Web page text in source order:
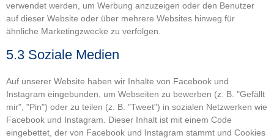
verwendet werden, um Werbung anzuzeigen oder den Benutzer
auf dieser Website oder über mehrere Websites hinweg für
ähnliche Marketingzwecke zu verfolgen.
5.3 Soziale Medien
Auf unserer Website haben wir Inhalte von Facebook und
Instagram eingebunden, um Webseiten zu bewerben (z. B. "Gefällt
mir", "Pin") oder zu teilen (z. B. "Tweet") in sozialen Netzwerken wie
Facebook und Instagram. Dieser Inhalt ist mit einem Code
eingebettet, der von Facebook und Instagram stammt und Cookies